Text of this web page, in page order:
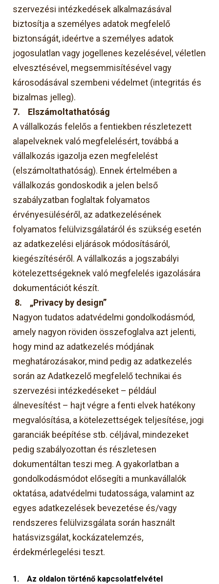
szervezési intézkedések alkalmazásával
biztosítja a személyes adatok megfelelő
biztonságát, ideértve a személyes adatok
jogosulatlan vagy jogellenes kezelésével, véletlen
elvesztésével, megsemmisítésével vagy
károsodásával szembeni védelmet (integritás és
bizalmas jelleg).
7. Elszámoltathatóság
A vállalkozás felelős a fentiekben részletezett
alapelveknek való megfelelésért, továbbá a
vállalkozás igazolja ezen megfelelést
(elszámoltathatóság). Ennek értelmében a
vállalkozás gondoskodik a jelen belső
szabályzatban foglaltak folyamatos
érvényesüléséről, az adatkezelésének
folyamatos felülvizsgálatáról és szükség esetén
az adatkezelési eljárások módosításáról,
kiegészítéséről. A vállalkozás a jogszabályi
kötelezettségeknek való megfelelés igazolására
dokumentációt készít.
8. „Privacy by design”
Nagyon tudatos adatvédelmi gondolkodásmód,
amely nagyon röviden összefoglalva azt jelenti,
hogy mind az adatkezelés módjának
meghatározásakor, mind pedig az adatkezelés
során az Adatkezelő megfelelő technikai és
szervezési intézkedéseket – például
álnevesítést – hajt végre a fenti elvek hatékony
megvalósítása, a kötelezettségek teljesítése, jogi
garanciák beépítése stb. céljával, mindezeket
pedig szabályozottan és részletesen
dokumentáltan teszi meg. A gyakorlatban a
gondolkodásmódot elősegíti a munkavállalók
oktatása, adatvédelmi tudatossága, valamint az
egyes adatkezelések bevezetése és/vagy
rendszeres felülvizsgálata során használt
hatásvizsgálat, kockázatelemzés,
érdekmérlegelési teszt.
1.Az oldalon történő kapcsolatfelvétel